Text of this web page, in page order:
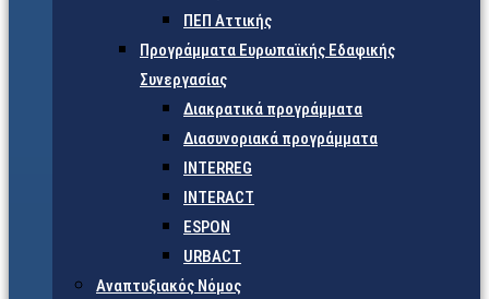
ΠΕΠ Αττικής
Προγράμματα Ευρωπαϊκής Εδαφικής
Συνεργασίας
Διακρατικά προγράμματα
Διασυνοριακά προγράμματα
INTERREG
INTERACT
ESPON
URBACT
Αναπτυξιακός Νόμος